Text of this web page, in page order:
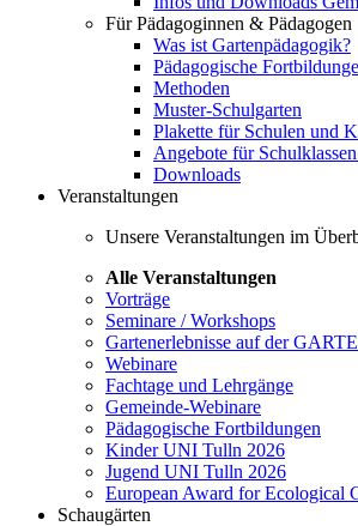
Für Pädagoginnen & Pädagogen
Was ist Gartenpädagogik?
Pädagogische
Methoden
Muster-Schulgarten
Plakette für Schulen und
Angebote für
Downloads
Veranstaltungen
Unsere Veranstaltungen im
Alle Veranstaltungen
Vorträge
Seminare / Workshops
Gartenerlebnisse auf der
Webinare
Fachtage und Lehrgänge
Gemeinde-Webinare
Pädagogische Fortbildungen
Kinder UNI Tulln 2026
Jugend UNI Tulln 2026
European Award for Ecological
Schaugärten